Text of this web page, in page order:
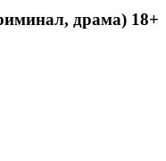
драма) 18+